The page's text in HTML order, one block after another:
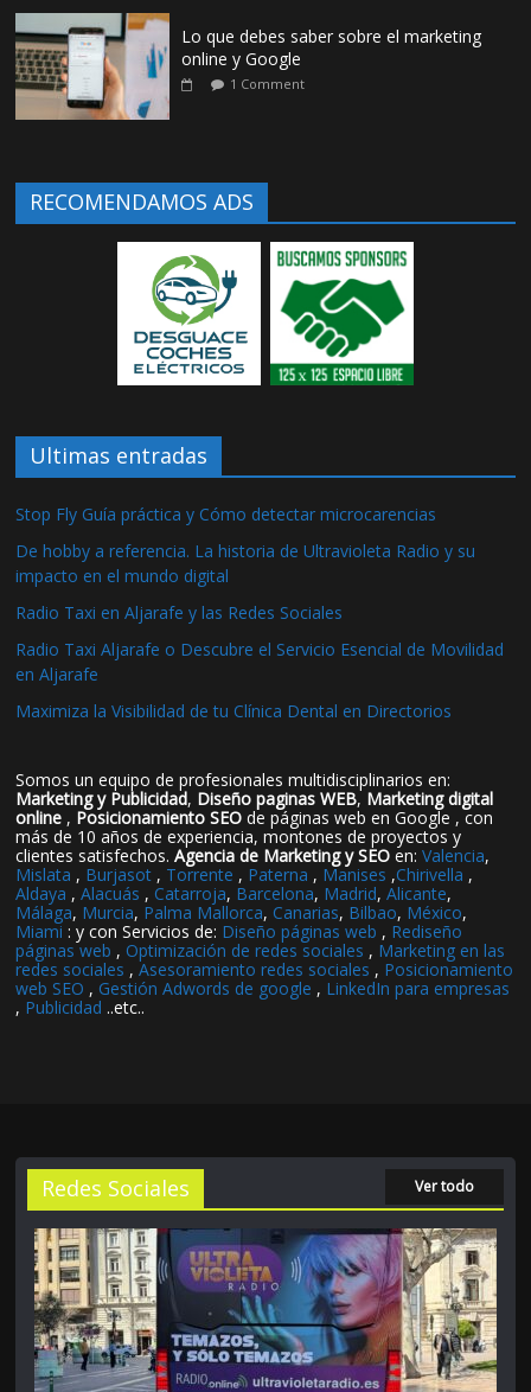
Lo que debes saber sobre el marketing
online y Google
1 Comment
RECOMENDAMOS ADS
Ultimas entradas
Stop Fly Guía práctica y Cómo detectar microcarencias
De hobby a referencia. La historia de Ultravioleta Radio y su
impacto en el mundo digital
Radio Taxi en Aljarafe y las Redes Sociales
Radio Taxi Aljarafe o Descubre el Servicio Esencial de Movilidad
en Aljarafe
Maximiza la Visibilidad de tu Clínica Dental en Directorios
Somos un equipo de profesionales multidisciplinarios en:
Marketing y Publicidad, Diseño paginas WEB, Marketing digital
online , Posicionamiento SEO de páginas web en Google , con
más de 10 años de experiencia, montones de proyectos y
clientes satisfechos.Agencia de Marketing y SEO en:Valencia,
Mislata , Burjasot , Torrente , Paterna , Manises ,Chirivella ,
Aldaya ,Alacuás , Catarroja, Barcelona, Madrid,Alicante,
Málaga, Murcia, Palma Mallorca, Canarias, Bilbao, México,
Miami : y con Servicios de: Diseño páginas web , Rediseño
páginas web , Optimización de redes sociales , Marketing en las
redes sociales ,Asesoramiento redes sociales , Posicionamiento
web SEO , Gestión Adwords de google , LinkedIn para empresas
, Publicidad ..etc..
Redes Sociales Ver todo